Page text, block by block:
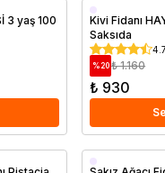
3 yaş 100
Saksıda
Kivi Fidanı
Saksıda
%20 ₺ 1.160
₺ 930
Saksıda